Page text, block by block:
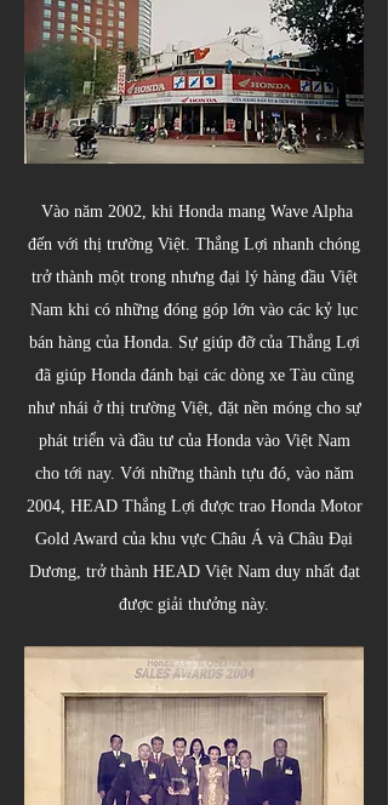
Vào năm 2002, khi Honda mang Wave Alpha
đến với thị trường Việt. Thắng Lợi nhanh chóng
trở thành một trong nhưng đại lý hàng đầu Việt
Nam khi có những đóng góp lớn vào các kỷ lục
bán hàng của Honda. Sự giúp đỡ của Thắng Lợi
đã giúp Honda đánh bại các dòng xe Tàu cũng
như nhái ở thị trường Việt, đặt nền móng cho sự
phát triển và đầu tư của Honda vào Việt Nam
cho tới nay. Với những thành tựu đó, vào năm
2004, HEAD Thắng Lợi được trao Honda Motor
Gold Award của khu vực Châu Á và Châu Đại
Dương, trở thành HEAD Việt Nam duy nhất đạt
được giải thưởng này.